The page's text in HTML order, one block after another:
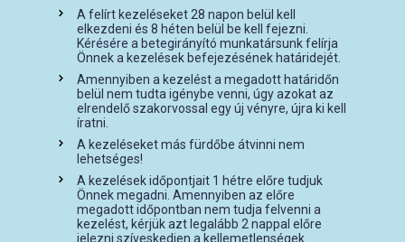
A felírt kezeléseket 28 napon belül kell
elkezdeni és 8 héten belül be kell fejezni.
Kérésére a betegirányító munkatársunk felírja
Önnek a kezelések befejezésének határidejét.
Amennyiben a kezelést a megadott határidőn
belül nem tudta igénybe venni, úgy azokat az
elrendelő szakorvossal egy új vényre, újra ki kell
íratni.
A kezeléseket más fürdőbe átvinni nem
lehetséges!
A kezelések időpontjait 1 hétre előre tudjuk
Önnek megadni. Amennyiben az előre
megadott időpontban nem tudja felvenni a
kezelést, kérjük azt legalább 2 nappal előre
jelezni szíveskedjen a kellemetlenségek